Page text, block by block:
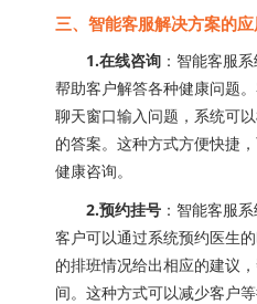
三、智能客服解决方案的
1.在线咨询 ：智能客服
帮助客户解答各种健康问题
聊天窗口输入问题，系统可
的答案。这种方式方便快捷
健康咨询。
2.预约挂号 ：智能客服
客户可以通过系统预约医生
的排班情况给出相应的建议
间。这种方式可以减少客户